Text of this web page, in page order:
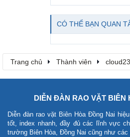
CÓ THỂ BẠN QUAN
Trang chủ Thành viên
DIỄN ĐÀN RAO VẶT BIÊN
Diễn đàn rao vặt Biên Hòa Đồng Nai
tốt, index nhanh, đầy đủ các lĩnh vực
trường Biên Hòa, Đồng Nai cũng như các